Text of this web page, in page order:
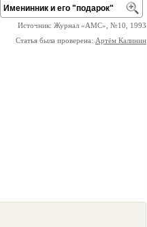
Именинник и его "подарок"
Источник: Журнал «АМС», №10, 1993
Статья была проверена: Артём Калинин